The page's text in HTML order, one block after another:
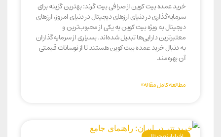
خرید عمده بیت کوین از صرافی بیت گرند: بهترین گزینه برای
سرمایه‌گذاری در دنیای ارزهای دیجیتال در دنیای امروز، ارزهای
دیجیتال به ویژه بیت کوین به یکی از محبوب‌ترین و
معتبرترین دارایی‌ها تبدیل شده‌اند. بسیاری از سرمایه‌گذاران
به دنبال خرید عمده بیت کوین هستند تا از نوسانات قیمتی
آن بهره‌مند
مطالعه کامل مقاله»